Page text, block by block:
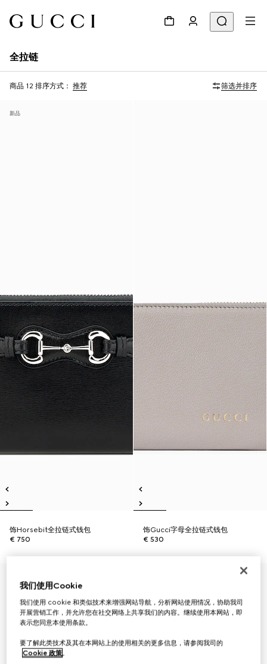
全拉链
商品 12 排序方式： 推荐 筛选并排序
新品
饰Horsebit全拉链式钱包
€ 750
饰Gucci字母全拉链式钱包
€ 530
我们使用Cookie
我们使用 cookie 和类似技术来增强网站导航，分析网站使用情况，协助我司
开展营销工作，并允许您在社交网络上共享我们的内容。继续使用本网站，即
表示您同意本使用条款。
要了解此类技术及其在本网站上的使用相关的更多信息，请参阅我司的
Cookie 政策。